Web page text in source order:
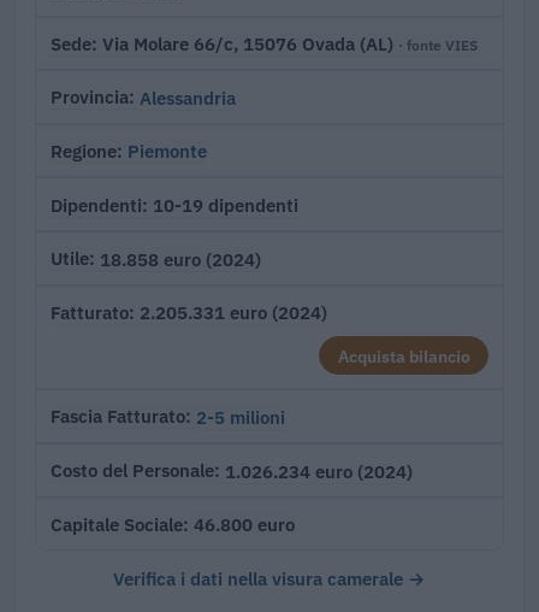
Sede Via Molare 66/c, 15076 Ovada (AL) · fonte VIES
Provincia Alessandria
Regione Piemonte
Dipendenti 10-19 dipendenti
Utile 18.858 euro (2024)
Fatturato 2.205.331 euro (2024)
Acquista bilancio
Fascia Fatturato 2-5 milioni
Costo del Personale 1.026.234 euro (2024)
Capitale Sociale 46.800 euro
Verifica i dati nella visura camerale →